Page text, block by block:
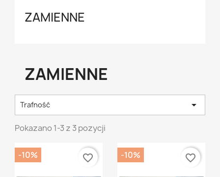
ZAMIENNE
ZAMIENNE
Trafność 
Pokazano 1-3 z 3 pozycji
-10% favorite_border -10% favorite_border